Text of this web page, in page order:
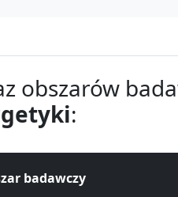
obszarów
:
badawczy